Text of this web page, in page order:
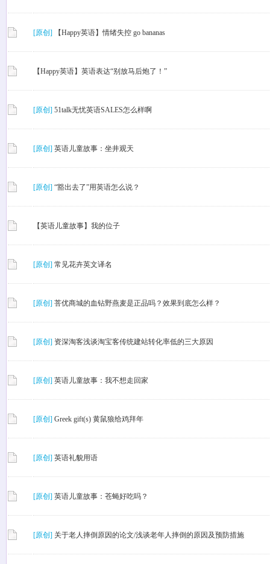
[原创] 【Happy英语】情绪失控 go bananas
【Happy英语】英语表达“别放马后炮了！”
[原创] 51talk无忧英语SALES怎么样啊
[原创] 英语儿童故事：坐井观天
[原创] “豁出去了”用英语怎么说？
【英语儿童故事】我的位子
[原创] 常见花卉英文译名
[原创] 菩优商城的血钻野燕麦是正品吗？效果到底怎么样？
[原创] 资深淘客浅谈淘宝客传统建站转化率低的三大原因
[原创] 英语儿童故事：我不想走回家
[原创] Greek gift(s) 黄鼠狼给鸡拜年
[原创] 英语礼貌用语
[原创] 英语儿童故事：苍蝇好吃吗？
[原创] 关于老人摔倒原因的论文/浅谈老年人摔倒的原因及预防措施